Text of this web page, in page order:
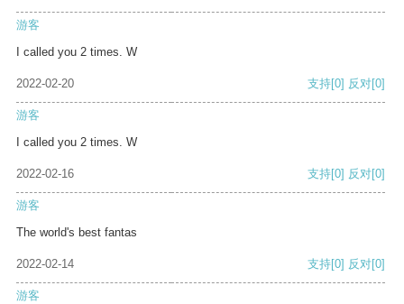
游客
I called you 2 times. W
2022-02-20 支持[0] 反对[0]
游客
I called you 2 times. W
2022-02-16 支持[0] 反对[0]
游客
The world's best fantas
2022-02-14 支持[0] 反对[0]
游客